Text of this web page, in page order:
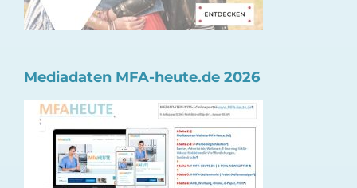
Mediadaten MFA-heute.de 2026